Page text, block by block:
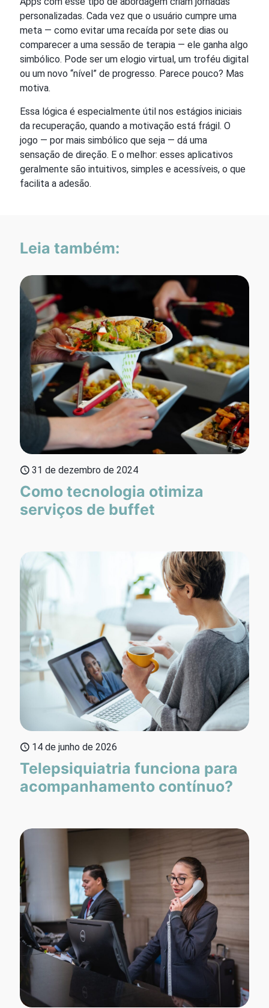
personalizadas. Cada vez que o usuário cumpre uma
meta — como evitar uma recaída por sete dias ou
comparecer a uma sessão de terapia — ele ganha algo
simbólico. Pode ser um elogio virtual, um troféu digital
ou um novo “nível” de progresso. Parece pouco? Mas
motiva.
Essa lógica é especialmente útil nos estágios iniciais
da recuperação, quando a motivação está frágil. O
jogo — por mais simbólico que seja — dá uma
sensação de direção. E o melhor: esses aplicativos
geralmente são intuitivos, simples e acessíveis, o que
facilita a adesão.
Leia também:
31 de dezembro de 2024
Como tecnologia otimiza
serviços de buffet
14 de junho de 2026
Telepsiquiatria funciona para
acompanhamento contínuo?